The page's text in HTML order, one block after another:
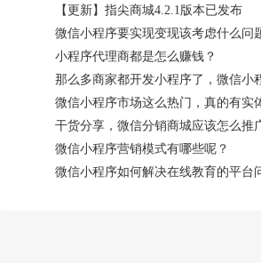
【更新】指尖商城4.2.1版本已发布
微信小程序要实现变现该考虑什么问
小程序代理商都是怎么赚钱？
干货分享，微信分销商城应该怎么推
微信小程序营销模式有哪些呢？
微信小程序如何解决在线教育的平台